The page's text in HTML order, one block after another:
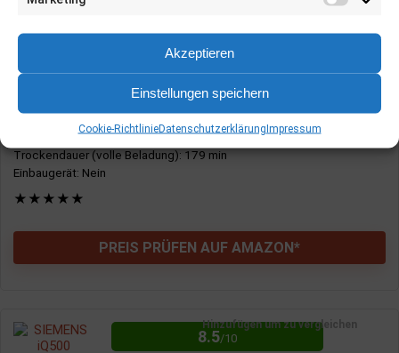
Akzeptieren
Einstellungen speichern
Cookie-RichtlinieDatenschutzerklärungImpressum
Abmessungen
Trocknertyp
Energieeffizienzklasse: A++
Max. Geräuschemission: 65 dB
Trockendauer (volle Beladung): 179 min
Einbaugerät: Nein
★ ★ ★ ★ ★
PREIS PRÜFEN AUF AMAZON*
Hinzufügen um zu vergleichen
8.5/10